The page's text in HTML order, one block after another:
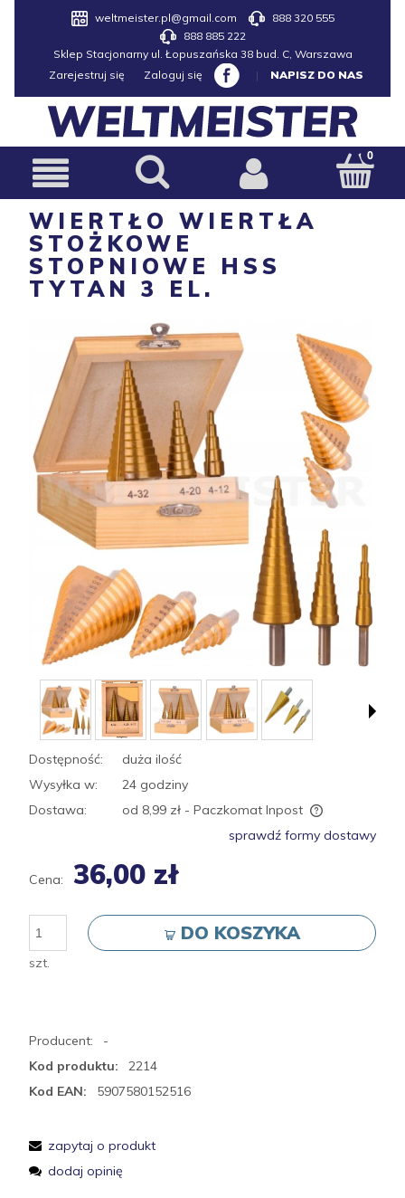
weltmeister.pl@gmail.com
888 320 555
888 885 222
Sklep Stacjonarny ul. Łopuszańska 38 bud. C, Warszawa
Zarejestruj się
Zaloguj się | NAPISZ DO NAS
WIERTŁO WIERTŁA
STOŻKOWE
STOPNIOWE HSS
TYTAN 3 EL.
Dostępność:
duża ilość
Wysyłka w:
24 godziny
Dostawa:
od 8,99 zł - Paczkomat Inpost
sprawdź formy dostawy
Cena: 36,00 zł
szt.
DO KOSZYKA
Producent:
-
Kod produktu:
2214
Kod EAN:
5907580152516
zapytaj o produkt
dodaj opinię